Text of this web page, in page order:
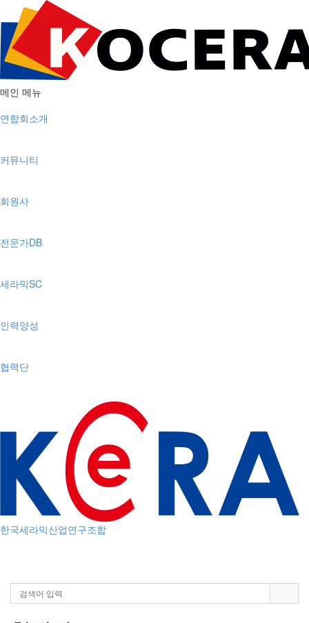
메인 메뉴
연합회소개
커뮤니티
회원사
전문가DB
세라믹SC
인력양성
협력단
한국세라믹산업연구조합
navigation